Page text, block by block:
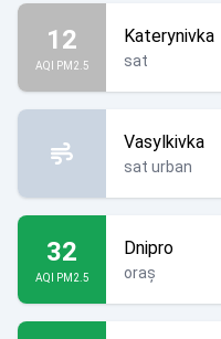
12
AQI PM2.5
Katerynivka
sat
Vasylkivka
sat urban
32
AQI PM2.5
Dnipro
oraș